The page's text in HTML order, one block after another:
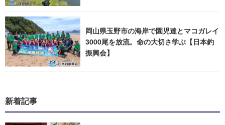
岡山県玉野市の海岸で園児達とマコガレイ
3000尾を放流。命の大切さ学ぶ【日本釣
振興会】
新着記事